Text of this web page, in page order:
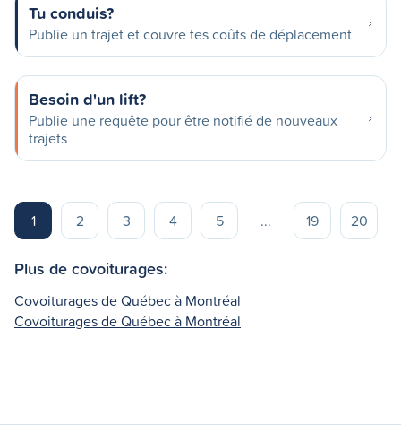
Tu conduis?
Publie un trajet et couvre tes coûts de déplacement
Besoin d'un lift?
Publie une requête pour être notifié de nouveaux
trajets
1 2 3 4 5 ... 19 20
Plus de covoiturages:
Covoiturages de Québec à Montréal
Covoiturages de Québec à Montréal